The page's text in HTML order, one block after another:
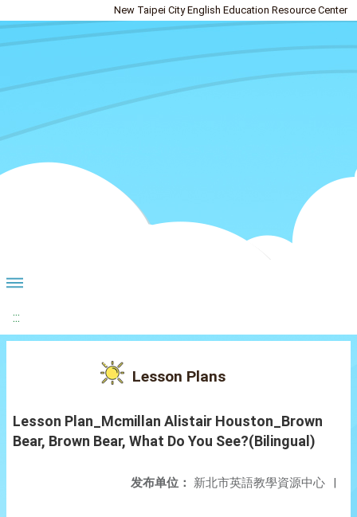
New Taipei City English Education Resource Center
:::
Lesson Plans
Lesson Plan_Mcmillan Alistair Houston_Brown
Bear, Brown Bear, What Do You See?(Bilingual)
发布单位： 新北市英語教學資源中心 |